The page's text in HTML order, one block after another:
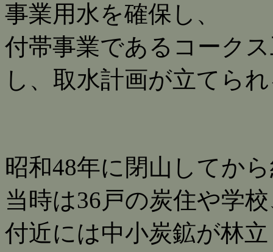
事業用水を確保し、
付帯事業であるコーク
し、取水計画が立てら
昭和48年に閉山してか
当時は36戸の炭住や学
付近には中小炭鉱が林